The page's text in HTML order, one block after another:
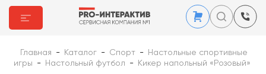
Главная - Каталог - Спорт -
Настольные спортивные
игры
- Настольный футбол - Кикер напольный «Розовый»